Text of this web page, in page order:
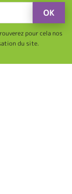
pour cela nos
du site.